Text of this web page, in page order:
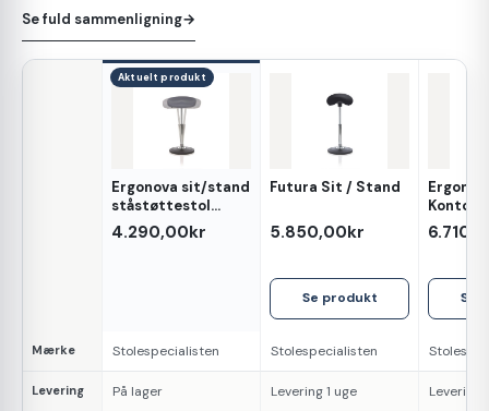
Se fuld sammenligning→
Aktuelt produkt
Ergonova sit/stand
ståstøttestol
tekstil
4.290,00kr
Futura Sit / Stand
5.850,00kr
Se produkt
ryglæn
Se
Mærke Stolespecialisten Stolespecialisten
Levering På lager Levering 1 uge Levering